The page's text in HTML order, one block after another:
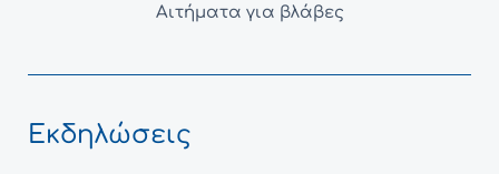
Αιτήματα για βλάβες
Εκδηλώσεις